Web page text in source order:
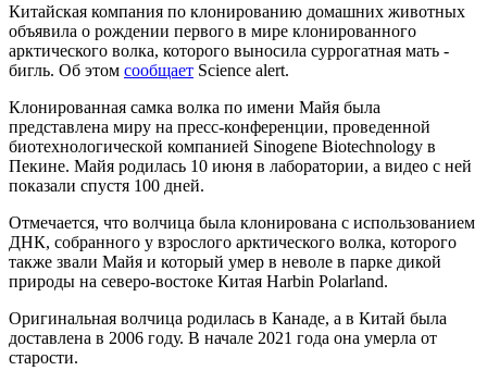
Китайская компания по клонированию домашних животных
объявила о рождении первого в мире клонированного
арктического волка, которого выносила суррогатная мать -
бигль. Об этом сообщает Science alert.
Клонированная самка волка по имени Майя была
представлена миру на пресс-конференции, проведенной
биотехнологической компанией Sinogene Biotechnology в
Пекине. Майя родилась 10 июня в лаборатории, а видео с ней
показали спустя 100 дней.
Отмечается, что волчица была клонирована с использованием
ДНК, собранного у взрослого арктического волка, которого
также звали Майя и который умер в неволе в парке дикой
природы на северо-востоке Китая Harbin Polarland.
Оригинальная волчица родилась в Канаде, а в Китай была
доставлена в 2006 году. В начале 2021 года она умерла от
старости.